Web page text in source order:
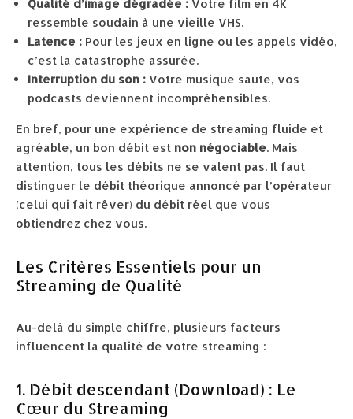
Qualité d’image dégradée : Votre film en 4K
ressemble soudain à une vieille VHS.
Latence : Pour les jeux en ligne ou les appels vidéo,
c’est la catastrophe assurée.
Interruption du son : Votre musique saute, vos
podcasts deviennent incompréhensibles.
En bref, pour une expérience de streaming fluide et
agréable, un bon débit est non négociable. Mais
attention, tous les débits ne se valent pas. Il faut
distinguer le débit théorique annoncé par l’opérateur
(celui qui fait rêver) du débit réel que vous
obtiendrez chez vous.
Les Critères Essentiels pour un
Streaming de Qualité
Au-delà du simple chiffre, plusieurs facteurs
influencent la qualité de votre streaming :
1. Débit descendant (Download) : Le
Cœur du Streaming